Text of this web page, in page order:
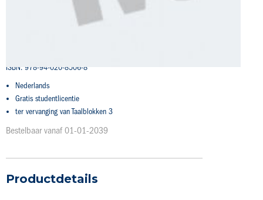
studentlicentie
ISBN: 978-94-020-8506-8
Nederlands
Gratis studentlicentie
ter vervanging van Taalblokken 3
Bestelbaar vanaf 01-01-2039
afbeeldingen-
Productdetails